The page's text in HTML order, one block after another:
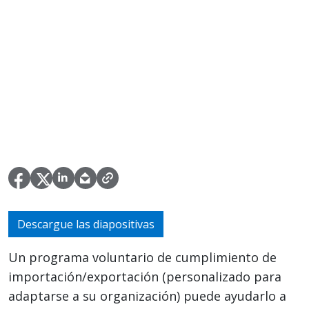
Descargue las diapositivas
Un programa voluntario de cumplimiento de
importación/exportación (personalizado para
adaptarse a su organización) puede ayudarlo a